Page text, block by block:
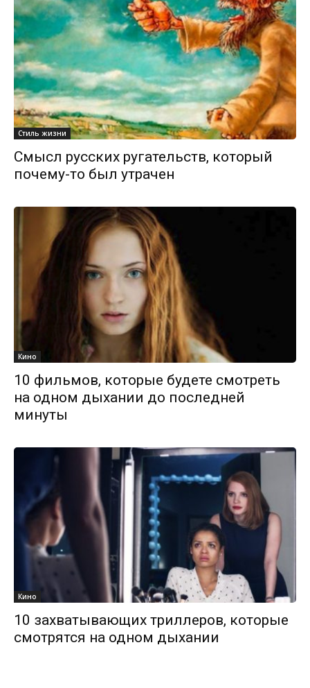
Стиль жизни
Смысл русских ругательств, который
почему-то был утрачен
Кино
10 фильмов, которые будете смотреть
на одном дыхании до последней
минуты
Кино
10 захватывающих триллеров, которые
смотрятся на одном дыхании